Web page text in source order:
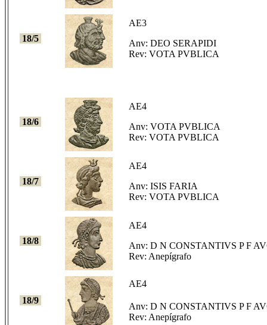
18/5
AE3
Anv: DEO SERAPIDI
Rev: VOTA PVBLICA
18/6
AE4
Anv: VOTA PVBLICA
Rev: VOTA PVBLICA
18/7
AE4
Anv: ISIS FARIA
Rev: VOTA PVBLICA
18/8
AE4
Anv: D N CONSTANTIVS P F
Rev: Anepígrafo
18/9
AE4
Anv: D N CONSTANTIVS P F
Rev: Anepígrafo